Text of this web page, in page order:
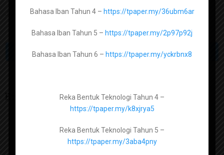
Join group di atas untuk memudahkan mencari bahan berkaitan.
PREV ARTICLE NEXT ARTICLE
Related Articles
Pendidikan Islam Tingkatan 1 –
https://tpaper.my/2p8shv4m
Pendidikan Islam Tingkatan 2 -
https://tpaper.my/bdzhamuv
Pendidikan Moral Tingkatan 1 –
https://tpaper.my/2p9fwcve
Bahasa Iban Tahun 4 – https://tpaper.my/36ubm6ar
Bahasa Iban Tahun 5 – https://tpaper.my/2p97p92j
Bahasa Iban Tahun 6 – https://tpaper.my/yckrbnx8
Reka Bentuk Teknologi Tahun 4 –
https://tpaper.my/k8xjrya5
Reka Bentuk Teknologi Tahun 5 –
https://tpaper.my/3aba4pny